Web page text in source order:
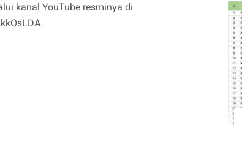
kanal YouTube resminya di
.